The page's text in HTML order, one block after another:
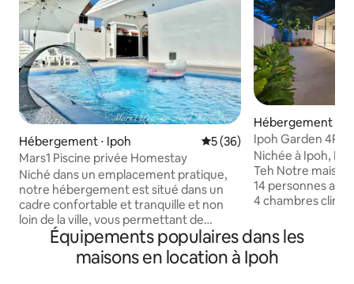
Hébergement ⋅ Ipoh Évaluation moyenne sur la
5 (36)
Mars1 Piscine privée Homestay
Niché dans un emplacement pratique,
notre hébergement est situé dans un
cadre confortable et tranquille et non
loin de la ville, vous permettant de
profiter à la fois de l'intimité des
vacances et d'un accès facile aux
principales attractions et aux points de
Hébergement ⋅
Ipoh Garden
1Min à AEON
Nichée à Ipoh,
Teh Notre maison d'hôtes peut accueillir
14 personnes
4 chambres
3 voitures, des
et extérieurs,
connexion Wi-Fi,
Équipements populaires dans les
maisons en location à Ipoh